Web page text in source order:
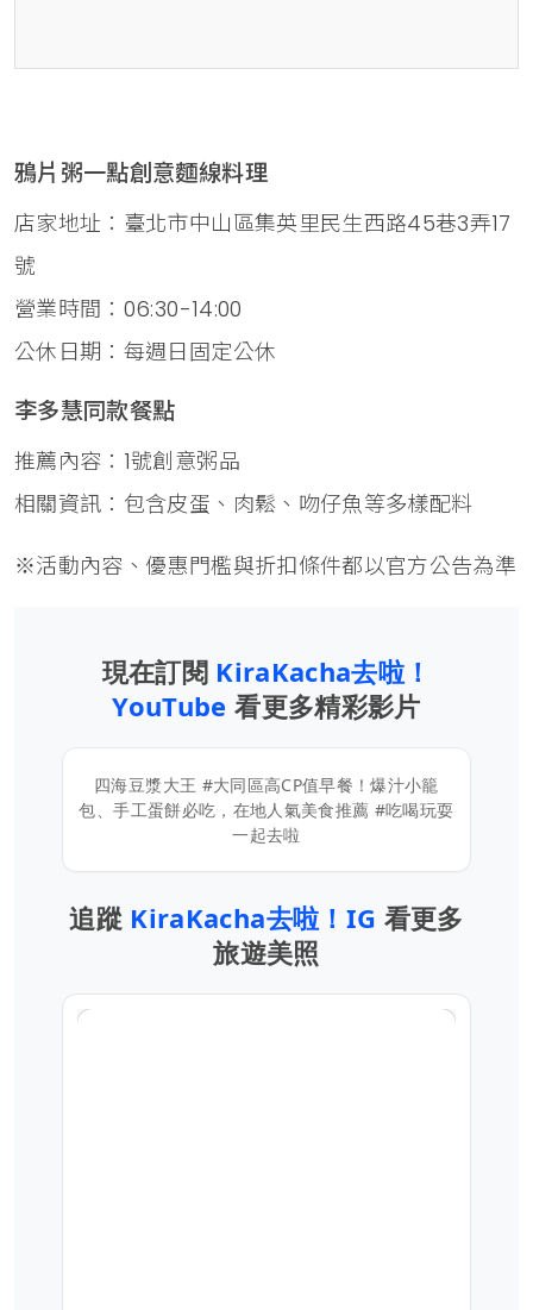
鴉片粥一點創意麵線料理
店家地址：臺北市中山區集英里民生西路45巷3弄17
號
營業時間：06:30-14:00
公休日期：每週日固定公休
李多慧同款餐點
推薦內容：1號創意粥品
相關資訊：包含皮蛋、肉鬆、吻仔魚等多樣配料
※活動內容、優惠門檻與折扣條件都以官方公告為準
現在訂閱 KiraKacha去啦！
YouTube看更多精彩影片
四海豆漿大王 #大同區高CP值早餐！爆汁小籠
包、手工蛋餅必吃，在地人氣美食推薦 #吃喝玩耍
一起去啦
追蹤 KiraKacha去啦！IG 看更多
旅遊美照